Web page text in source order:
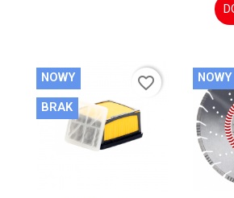
NOWY
BRAK
favorite_border NOWY